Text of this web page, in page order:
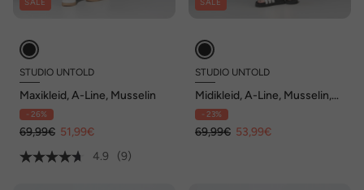
STUDIO UNTOLD
Maxikleid, A-Line, Musselin
- 26%
69,99€ 51,99€
4.9
(9)
STUDIO UNTOLD
Midikleid, A-Line, Musselin,
Streifen
- 23%
69,99€ 53,99€